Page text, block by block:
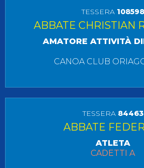
TESSERA 108598
ABBATE CHRISTIAN
AMATORE ATTIVITÀ
CANOA CLUB
TESSERA 84463
ABBATE
ATLETA
CADETTI A